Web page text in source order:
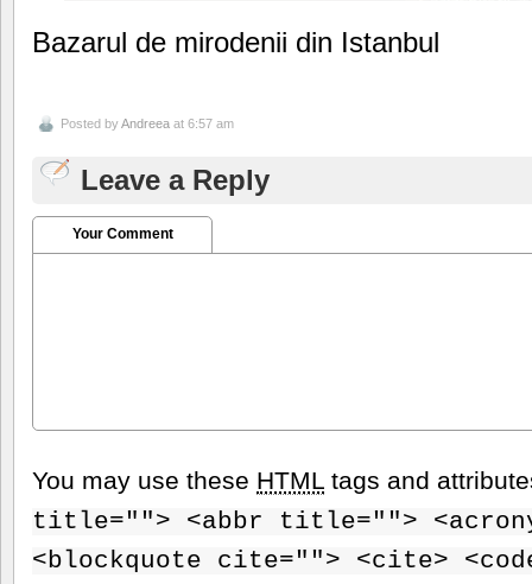
Bazarul de mirodenii din Istanbul
Posted byAndreea at 6:57 am
Leave a Reply
Your Comment
You may use these HTML tags and
title=""> <abbr title="">
<blockquote cite=""> <cite>